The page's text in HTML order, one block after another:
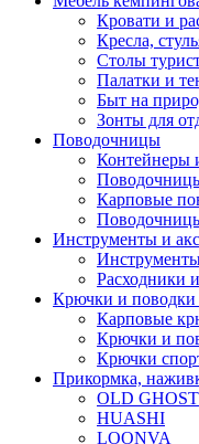
Кровати и
Кресла,
Столы
Палатки и
Быт на
Зонты для
Поводочницы
Контейнеры
Карповые
Инструменты и
Расходники
Крючки и
Карповые
Крючки и
Крючки
Прикормка,
OLD GHOST
HUASHI
LOONVA